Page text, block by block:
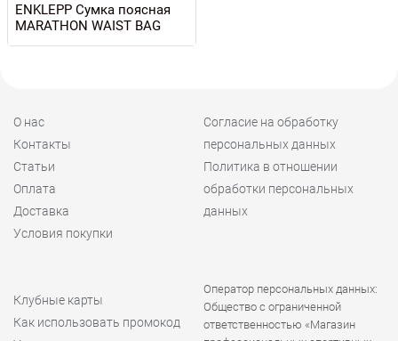
ENKLEPP Сумка поясная
MARATHON WAIST BAG
О нас
Контакты
Статьи
Оплата
Доставка
Условия покупки
Согласие на обработку
персональных данных
Политика в отношении
обработки персональных
данных
Клубные карты
Как использовать промокод
Оператор персональных данных:
Общество с ограниченной
ответственностью «Магазин